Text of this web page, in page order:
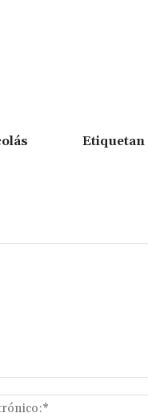
Etiquetan